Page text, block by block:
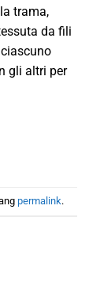
trama,
da fili
gli altri per
permalink.